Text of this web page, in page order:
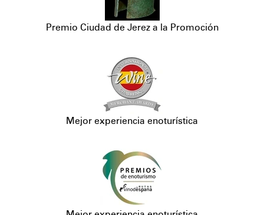
Premio Ciudad de Jerez a la Promoción
Mejor experiencia enoturística